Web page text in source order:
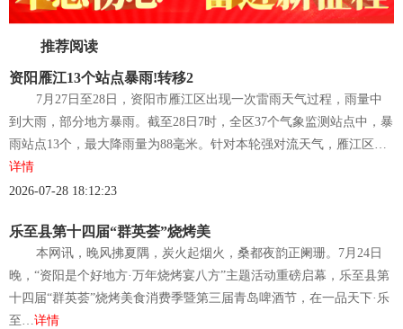
推荐阅读
资阳雁江13个站点暴雨!转移2
7月27日至28日，资阳市雁江区出现一次雷雨天气过程，雨量中
到大雨，部分地方暴雨。截至28日7时，全区37个气象监测站点中，暴
雨站点13个，最大降雨量为88毫米。针对本轮强对流天气，雁江区…
详情
2026-07-28 18:12:23
乐至县第十四届“群英荟”烧烤美
本网讯，晚风拂夏隅，炭火起烟火，桑都夜韵正阑珊。7月24日
晚，“资阳是个好地方·万年烧烤宴八方”主题活动重磅启幕，乐至县第
十四届“群英荟”烧烤美食消费季暨第三届青岛啤酒节，在一品天下·乐
至…详情